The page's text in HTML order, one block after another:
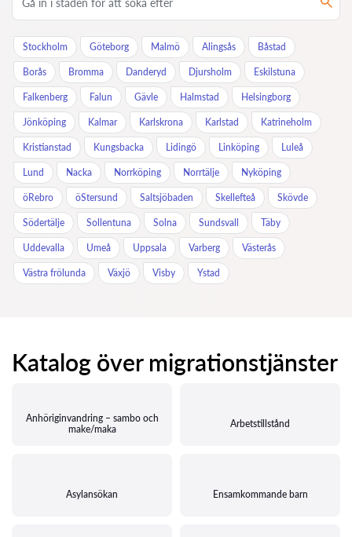
Stockholm Göteborg Malmö Alingsås Båstad
Borås Bromma Danderyd Djursholm Eskilstuna
Falkenberg Falun Gävle Halmstad Helsingborg
Jönköping Kalmar Karlskrona Karlstad Katrineholm
Kristianstad Kungsbacka Lidingö Linköping Luleå
Lund Nacka Norrköping Norrtälje Nyköping
öRebro öStersund Saltsjöbaden Skellefteå Skövde
Södertälje Sollentuna Solna Sundsvall Täby
Uddevalla Umeå Uppsala Varberg Västerås
Västra frölunda Växjö Visby Ystad
Katalog över migrationstjänster
Anhöriginvandring – sambo och
make/maka
Arbetstillstånd
Asylansökan Ensamkommande barn